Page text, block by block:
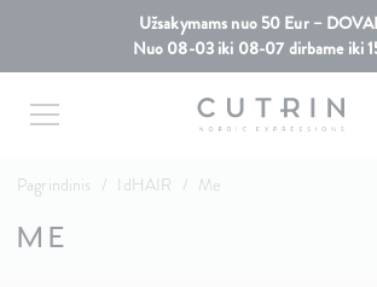
Užsakymams nuo 50 Eur –
Nuo 08-03 iki 08-07 dirbame iki
Pagrindinis / IdHAIR / Me
ME